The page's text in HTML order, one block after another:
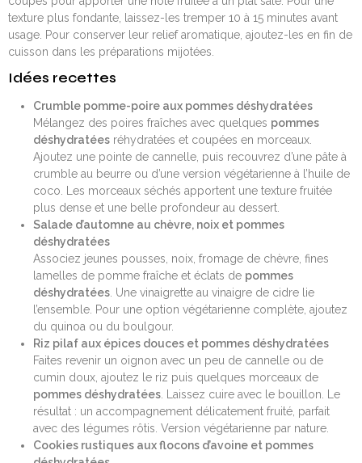
texture plus fondante, laissez-les tremper 10 à 15 minutes avant
usage. Pour conserver leur relief aromatique, ajoutez-les en fin de
cuisson dans les préparations mijotées.
Idées recettes
Crumble pomme-poire aux pommes déshydratées
Mélangez des poires fraîches avec quelques pommes
déshydratéesréhydratées et coupées en morceaux.
Ajoutez une pointe de cannelle, puis recouvrez d’une pâte à
crumble au beurre ou d’une version végétarienne à l’huile de
coco. Les morceaux séchés apportent une texture fruitée
plus dense et une belle profondeur au dessert.
Salade d’automne au chèvre, noix et pommes
déshydratées
Associez jeunes pousses, noix, fromage de chèvre, fines
lamelles de pomme fraîche et éclats de pommes
déshydratées. Une vinaigrette au vinaigre de cidre lie
l’ensemble. Pour une option végétarienne complète, ajoutez
du quinoa ou du boulgour.
Riz pilaf aux épices douces et pommes déshydratées
Faites revenir un oignon avec un peu de cannelle ou de
cumin doux, ajoutez le riz puis quelques morceaux de
pommes déshydratées. Laissez cuire avec le bouillon. Le
résultat : un accompagnement délicatement fruité, parfait
avec des légumes rôtis. Version végétarienne par nature.
Cookies rustiques aux flocons d’avoine et pommes